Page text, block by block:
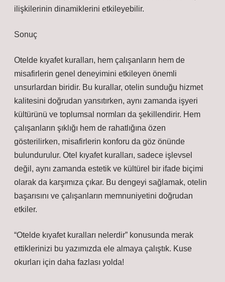
ilişkilerinin dinamiklerini etkileyebilir.
Sonuç
Otelde kıyafet kuralları, hem çalışanların hem de
misafirlerin genel deneyimini etkileyen önemli
unsurlardan biridir. Bu kurallar, otelin sunduğu hizmet
kalitesini doğrudan yansıtırken, aynı zamanda işyeri
kültürünü ve toplumsal normları da şekillendirir. Hem
çalışanların şıklığı hem de rahatlığına özen
gösterilirken, misafirlerin konforu da göz önünde
bulundurulur. Otel kıyafet kuralları, sadece işlevsel
değil, aynı zamanda estetik ve kültürel bir ifade biçimi
olarak da karşımıza çıkar. Bu dengeyi sağlamak, otelin
başarısını ve çalışanların memnuniyetini doğrudan
etkiler.
“Otelde kıyafet kuralları nelerdir” konusunda merak
ettiklerinizi bu yazımızda ele almaya çalıştık. Kuse
okurları için daha fazlası yolda!